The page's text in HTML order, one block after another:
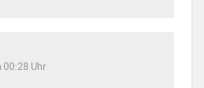
00:28 Uhr